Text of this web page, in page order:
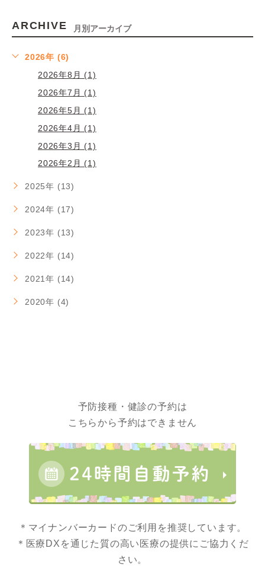
ARCHIVE 月別アーカイブ
2026年 (6)
2026年8月 (1)
2026年7月 (1)
2026年5月 (1)
2026年4月 (1)
2026年3月 (1)
2026年2月 (1)
2025年 (13)
2024年 (17)
2023年 (13)
2022年 (14)
2021年 (14)
2020年 (4)
予防接種・健診の予約は
こちらから予約はできません
＊マイナンバーカードのご利用を推奨しています。
＊医療DXを通じた質の高い医療の提供にご協力くだ
さい。